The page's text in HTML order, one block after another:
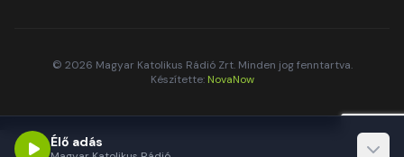
© 2026 Magyar Katolikus Rádió Zrt. Minden jog fenntartva.
Készítette: NovaNow
Élő adás